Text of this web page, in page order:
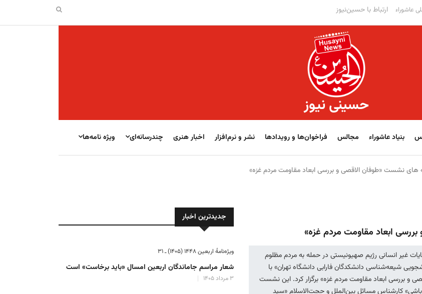
عاشوراء ارتباط با حسین‌نیوز
حسینی نیوز
بنیاد عاشوراء مجالس فراخوان‌‏‏‏ها و رویدادها نشر و نرم‌افزار اخبار هنری چندرسانه‌ای ویژه نامه‌ها
نشست «طوفان الاقصی و بررسی ابعاد مقاومت مردم غزه»
ابعاد مقاومت مردم غزه»
غیر انسانی رژیم صهیونیستی در حمله به مردم مظلوم
شیعه‌شناسی دانشکدگان فارابی دانشگاه تهران» با
و بررسی ابعاد مقاومت مردم غزه» برگزار کرد. این نشست
آقای دکتر «جعفر قنادباشی» کارشناس مسائل بین‌الملل و حجت‌الاسلام «سید
جدیدترین اخبار
ویژه‌نامهٔ اربعین ۱۴۴۸ (۱۴۰۵) ـ ۳۱
شعار مراسم جاماندگان اربعین امسال «باید برخاست» است
۳ مرداد ۱۴۰۵